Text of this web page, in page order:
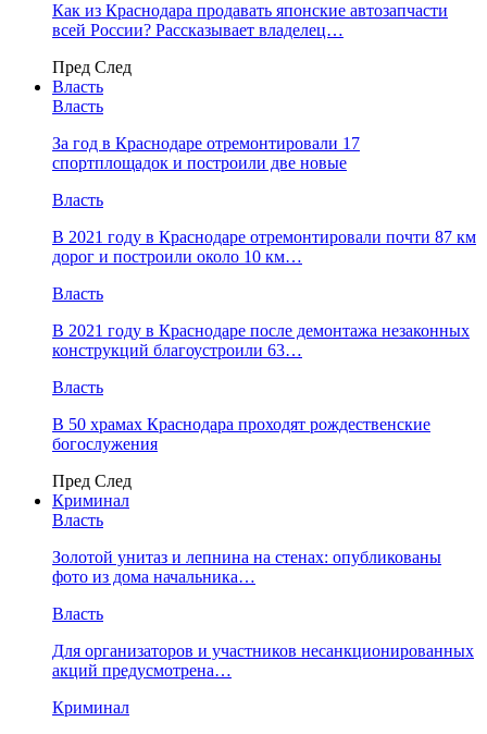
Как из Краснодара продавать японские автозапчасти
всей России? Рассказывает владелец…
Пред След
Власть
Власть
За год в Краснодаре отремонтировали 17
спортплощадок и построили две новые
Власть
В 2021 году в Краснодаре отремонтировали почти 87 км
дорог и построили около 10 км…
Власть
В 2021 году в Краснодаре после демонтажа незаконных
конструкций благоустроили 63…
Власть
В 50 храмах Краснодара проходят рождественские
богослужения
Пред След
Криминал
Власть
​Золотой унитаз и лепнина на стенах: опубликованы
фото из дома начальника…
Власть
Для организаторов и участников несанкционированных
акций предусмотрена…
Криминал